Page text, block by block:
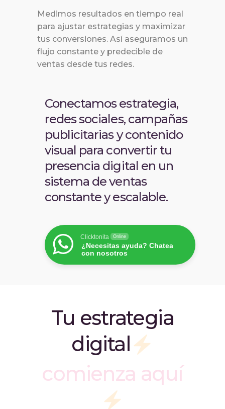
Medimos resultados en tiempo real
para ajustar estrategias y maximizar
tus conversiones. Así aseguramos un
flujo constante y predecible de
ventas desde tus redes.
Conectamos estrategia,
redes sociales, campañas
publicitarias y contenido
visual para convertir tu
presencia digital en un
sistema de ventas
constante y escalable.
Clicktonita Online
¿Necesitas ayuda? Chatea
con nosotros
Tu estrategia
digital
comienza aquí